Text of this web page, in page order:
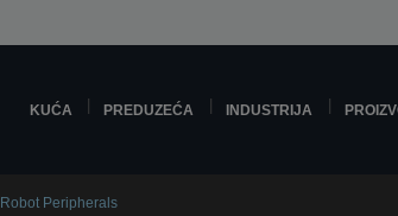
KUĆA PREDUZEĆA INDUSTRIJA
Robot Peripherals